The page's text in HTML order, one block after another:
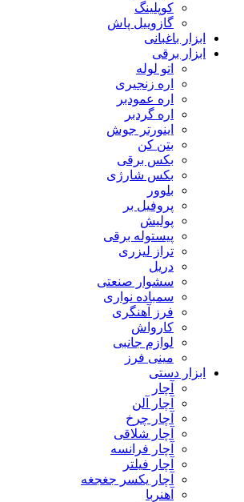
کوپلینگ
گازوییل پاش
ابزار باغبانی
ابزار برقی
اتو لوله
اره زنجیری
اره عمودبر
اره گردبر
اینورتر جوش
بتن کن
بکس برقی
بکس شارژی
بلوور
پروفیل بر
پولیش
پیستوله برقی
تراز لیزری
دریل
سشوار صنعتی
سمباده نواری
فرز آهنگری
کارواش
لوازم جانبی
مینی فرز
ابزار دستی
آچار
آچار آلن
آچار چرخ
آچار شلاقی
آچار فرانسه
آچار فیلتر
آچار یکسر جغجغه
آهنربا